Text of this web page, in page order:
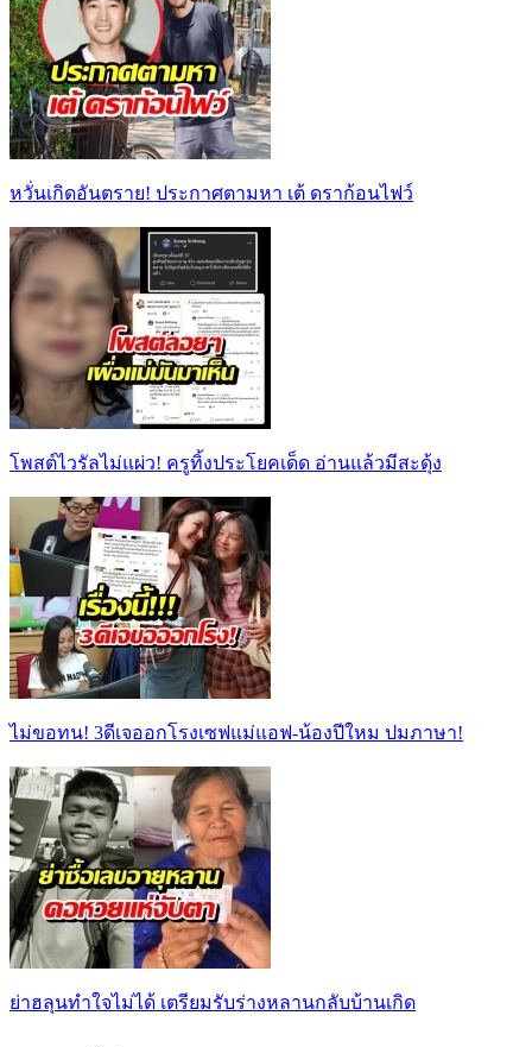
หวั่นเกิดอันตราย! ประกาศตามหา เต้ ดราก้อนไฟว์
โพสต์ไวรัลไม่แผ่ว! ครูทิ้งประโยคเด็ด อ่านแล้วมีสะดุ้ง
ไม่ขอทน! 3ดีเจออกโรงเซฟแม่แอฟ-น้องปีใหม ปมภาษา!
ย่าฮลุนทำใจไม่ได้ เตรียมรับร่างหลานกลับบ้านเกิด